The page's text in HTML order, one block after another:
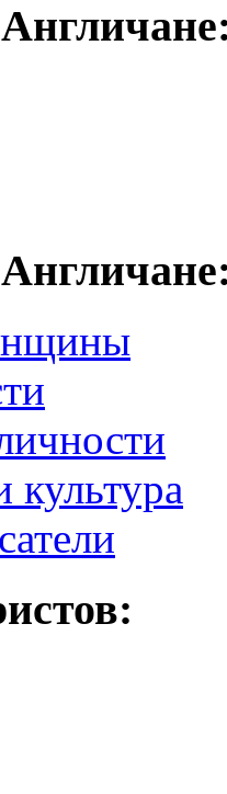
культура